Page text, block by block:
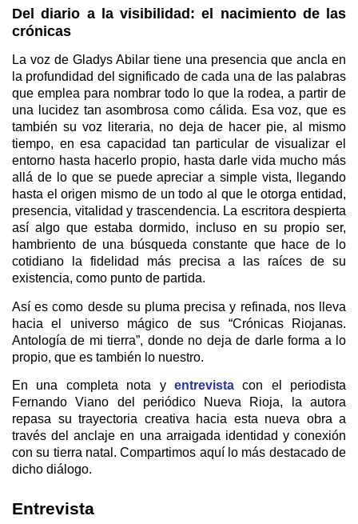
Del diario a la visibilidad: el nacimiento de las
crónicas
La voz de Gladys Abilar tiene una presencia que ancla en
la profundidad del significado de cada una de las palabras
que emplea para nombrar todo lo que la rodea, a partir de
una lucidez tan asombrosa como cálida. Esa voz, que es
también su voz literaria, no deja de hacer pie, al mismo
tiempo, en esa capacidad tan particular de visualizar el
entorno hasta hacerlo propio, hasta darle vida mucho más
allá de lo que se puede apreciar a simple vista, llegando
hasta el origen mismo de un todo al que le otorga entidad,
presencia, vitalidad y trascendencia. La escritora despierta
así algo que estaba dormido, incluso en su propio ser,
hambriento de una búsqueda constante que hace de lo
cotidiano la fidelidad más precisa a las raíces de su
existencia, como punto de partida.
Así es como desde su pluma precisa y refinada, nos lleva
hacia el universo mágico de sus “Crónicas Riojanas.
Antología de mi tierra”, donde no deja de darle forma a lo
propio, que es también lo nuestro.
En una completa nota y entrevistacon el periodista
Fernando Viano del periódico Nueva Rioja, la autora
repasa su trayectoria creativa hacia esta nueva obra a
través del anclaje en una arraigada identidad y conexión
con su tierra natal. Compartimos aquí lo más destacado de
dicho diálogo.
Entrevista